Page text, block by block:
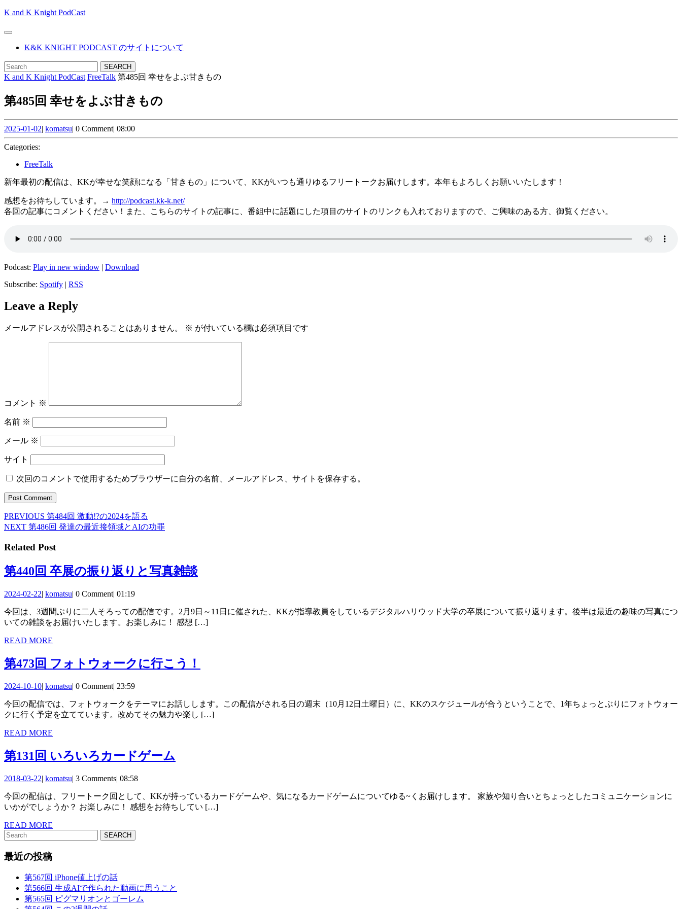
Skip
content
K and K Knight PodCast
Open
ButtonK&K KNIGHT PODCAST のサイトについて
CLOSE
BUTTON
Search
for:
K and K Knight PodCast FreeTalk 第485回 幸せをよぶ甘きもの
第485回 幸せをよぶ甘きもの
2025-01-022025-
01-
| komatsukomatsu
| 0 Comment| 08:00
Categories:
FreeTalk
新年最初の配信は、KKが幸せな笑顔になる「甘きもの」について、KKがいつも通りゆるフリートークお届けします。本年もよろしくお願いいたします！
感想をお待ちしています。→ http://podcast.kk-k.net/
各回の記事にコメントください！また、こちらのサイトの記事に、番組中に話題にした項目のサイトのリンクも入れておりますので、ご興味のある方、御覧ください。
Podcast: Play in new window | Download
Subscribe: Spotify | RSS
Leave a Reply
メールアドレスが公開されることはありません。 ※ が付いている欄は必須項目です
コメント ※
名前 ※
メール ※
サイト
次回のコメントで使用するためブラウザーに自分の名前、メールアドレス、サイトを保存する。
投
稿
ナ
ビ
ー
シ
ン
PREVIOUS Previous
post:
第484回 激動!?の2024を語る
NEXT Next
第486回 発達の最近接領域とAIの功罪
Related Post
第440回 卒展の振り返りと写真雑談第
卒
振
返
り
談
2024-02-222024-
22
| komatsukomatsu
| 0 Comment| 01:19
今回は、3週間ぶりに二人そろっての配信です。2月9日～11日に催された、KKが指導教員をしているデジタルハリウッド大学の卒展について振り返ります。後半は最近の趣味の写真につ
いての雑談をお届けいたします。お楽しみに！ 感想 […]
READ MORE
第473回 フォトウォークに行こう！
フ
ー
ク
2024-10-102024-
10
| komatsukomatsu
| 0 Comment| 23:59
今回の配信では、フォトウォークをテーマにお話しします。この配信がされる日の週末（10月12日土曜日）に、KKのスケジュールが合うということで、1年ちょっとぶりにフォトウォー
クに行く予定を立てています。改めてその魅力や楽し […]
READ MORE
第131回 いろいろカードゲーム
い
2018-03-222018-
22
| komatsukomatsu
| 3 Comments| 08:58
今回の配信は、フリートーク回として、KKが持っているカードゲームや、気になるカードゲームについてゆる~くお届けします。 家族や知り合いとちょっとしたコミュニケーションに
いかがでしょうか？ お楽しみに！ 感想をお待ちしてい […]
READ MORE
Search
for:
最近の投稿
第567回 iPhone値上げの話
第566回 生成AIで作られた動画に思うこと
第565回 ピグマリオンとゴーレム